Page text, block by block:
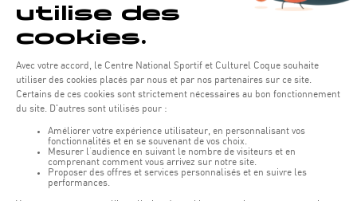
Horaires d'ouverture du batiment de la Coque :
Lundi - vendredi : 06h30 - 22h00
Weekend : 07h30 - 19h00
Pensez à vous informer des horaires d'ouverture de chaque activité.
Accès :
COQUE • 2 rue Léon Hengen, Luxembourg (L-1745)